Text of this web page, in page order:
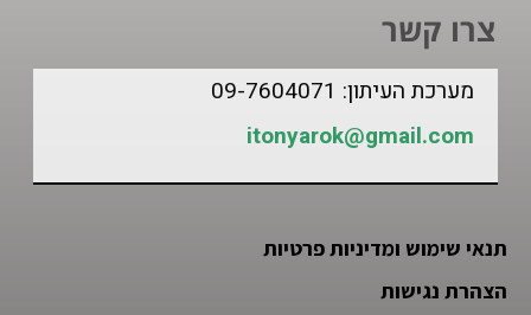
צרו קשר
מערכת העיתון: 09-7604071
itonyarok@gmail.com
תנאי שימוש ומדיניות פרטיות
הצהרת נגישות